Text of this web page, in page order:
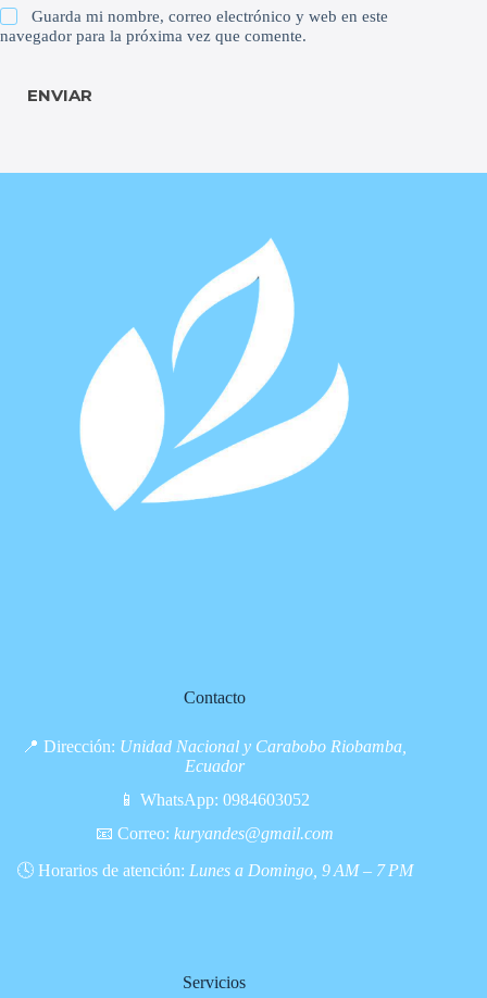
Guarda mi nombre, correo electrónico y web en este
navegador para la próxima vez que comente.
ENVIAR
Contacto
📍 Dirección: Unidad Nacional y Carabobo Riobamba,
Ecuador
📱 WhatsApp:0984603052
📧 Correo: kuryandes@gmail.com
🕓 Horarios de atención: Lunes a Domingo, 9 AM – 7 PM
Servicios